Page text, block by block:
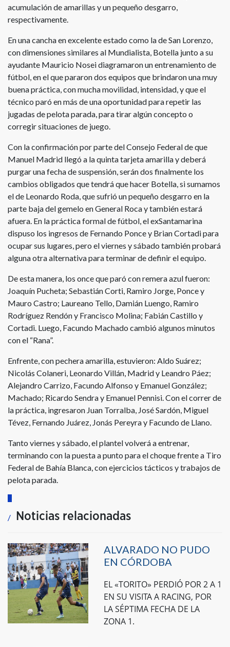
acumulación de amarillas y un pequeño desgarro,
respectivamente.
En una cancha en excelente estado como la de San Lorenzo,
con dimensiones similares al Mundialista, Botella junto a su
ayudante Mauricio Nosei diagramaron un entrenamiento de
fútbol, en el que pararon dos equipos que brindaron una muy
buena práctica, con mucha movilidad, intensidad, y que el
técnico paró en más de una oportunidad para repetir las
jugadas de pelota parada, para tirar algún concepto o
corregir situaciones de juego.
Con la confirmación por parte del Consejo Federal de que
Manuel Madrid llegó a la quinta tarjeta amarilla y deberá
purgar una fecha de suspensión, serán dos finalmente los
cambios obligados que tendrá que hacer Botella, si sumamos
el de Leonardo Roda, que sufrió un pequeño desgarro en la
parte baja del gemelo en General Roca y también estará
afuera. En la práctica formal de fútbol, el exSantamarina
dispuso los ingresos de Fernando Ponce y Brian Cortadi para
ocupar sus lugares, pero el viernes y sábado también probará
alguna otra alternativa para terminar de definir el equipo.
De esta manera, los once que paró con remera azul fueron:
Joaquín Pucheta; Sebastián Corti, Ramiro Jorge, Ponce y
Mauro Castro; Laureano Tello, Damián Luengo, Ramiro
Rodríguez Rendón y Francisco Molina; Fabián Castillo y
Cortadi. Luego, Facundo Machado cambió algunos minutos
con el “Rana”.
Enfrente, con pechera amarilla, estuvieron: Aldo Suárez;
Nicolás Colaneri, Leonardo Villán, Madrid y Leandro Páez;
Alejandro Carrizo, Facundo Alfonso y Emanuel González;
Machado; Ricardo Sendra y Emanuel Pennisi. Con el correr de
la práctica, ingresaron Juan Torralba, José Sardón, Miguel
Tévez, Fernando Juárez, Jonás Pereyra y Facundo de Llano.
Tanto viernes y sábado, el plantel volverá a entrenar,
terminando con la puesta a punto para el choque frente a Tiro
Federal de Bahía Blanca, con ejercicios tácticos y trabajos de
pelota parada.
Noticias relacionadas
ALVARADO NO PUDO
EN CÓRDOBA
EL «TORITO» PERDIÓ POR 2 A 1
EN SU VISITA A RACING, POR
LA SÉPTIMA FECHA DE LA
ZONA 1.